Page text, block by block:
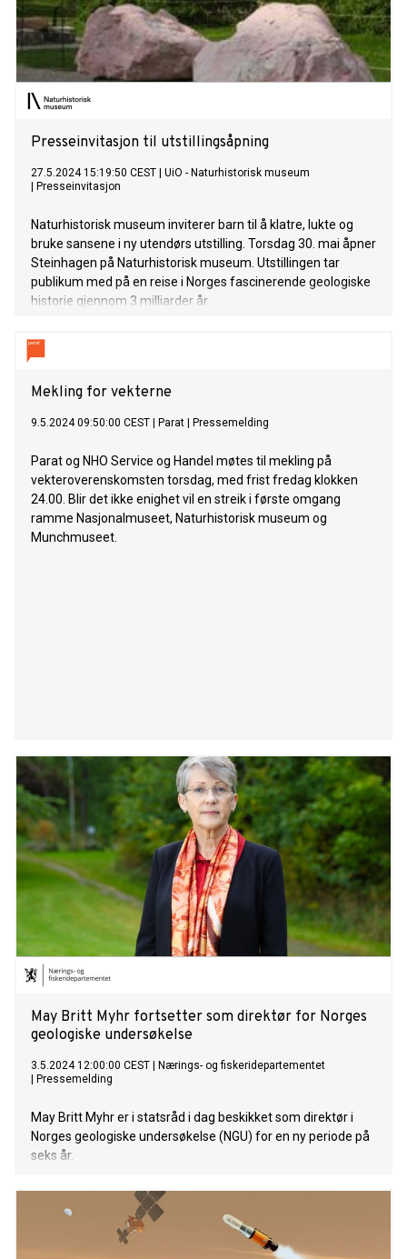
Presseinvitasjon til utstillingsåpning
27.5.2024 15:19:50 CEST
UiO - Naturhistorisk museum
Presseinvitasjon
Naturhistorisk museum inviterer barn til å klatre, lukte og
bruke sansene i ny utendørs utstilling. Torsdag 30. mai åpner
Steinhagen på Naturhistorisk museum. Utstillingen tar
publikum med på en reise i Norges fascinerende geologiske
historie gjennom 3 milliarder år.
Mekling for vekterne
9.5.2024 09:50:00 CEST Parat Pressemelding
Parat og NHO Service og Handel møtes til mekling på
vekteroverenskomsten torsdag, med frist fredag klokken
24.00. Blir det ikke enighet vil en streik i første omgang
ramme Nasjonalmuseet, Naturhistorisk museum og
Munchmuseet.
May Britt Myhr fortsetter som direktør for Norges
geologiske undersøkelse
3.5.2024 12:00:00 CEST
Nærings- og fiskeridepartementet
Pressemelding
May Britt Myhr er i statsråd i dag beskikket som direktør i
Norges geologiske undersøkelse (NGU) for en ny periode på
seks år.